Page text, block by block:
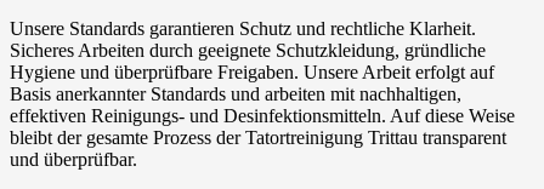
Unsere Standards garantieren Schutz und rechtliche Klarheit.
Sicheres Arbeiten durch geeignete Schutzkleidung, gründliche
Hygiene und überprüfbare Freigaben. Unsere Arbeit erfolgt auf
Basis anerkannter Standards und arbeiten mit nachhaltigen,
effektiven Reinigungs- und Desinfektionsmitteln. Auf diese Weise
bleibt der gesamte Prozess der Tatortreinigung Trittau transparent
und überprüfbar.